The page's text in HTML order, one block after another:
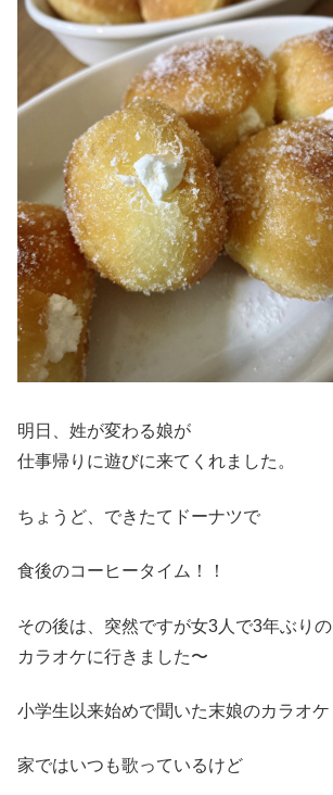
明日、姓が変わる娘が
仕事帰りに遊びに来てくれました。
ちょうど、できたてドーナツで
食後のコーヒータイム！！
その後は、突然ですが女3人で3年ぶりの
カラオケに行きました〜
小学生以来始めで聞いた末娘のカラオケ
家ではいつも歌っているけど